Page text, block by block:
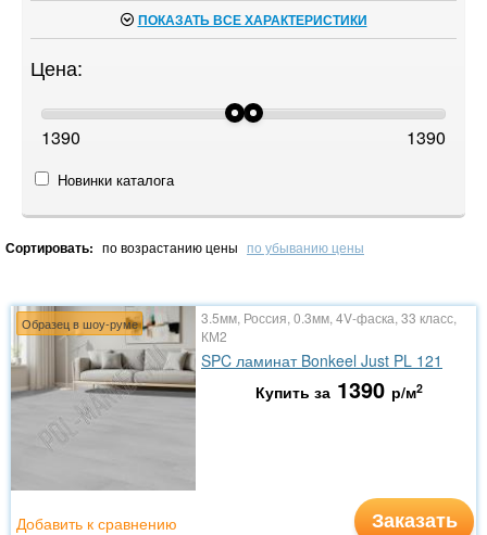
ПОКАЗАТЬ ВСЕ ХАРАКТЕРИСТИКИ
Цена:
1390 1390
Новинки каталога
Сортировать: по возрастанию цены по убыванию цены
Образец в шоу-руме
3.5мм, Россия, 0.3мм, 4V-фаска, 33 класс,
КМ2
SPC ламинат Bonkeel Just PL 121
Купить за 1390 р/м2
Заказать
Добавить к сравнению